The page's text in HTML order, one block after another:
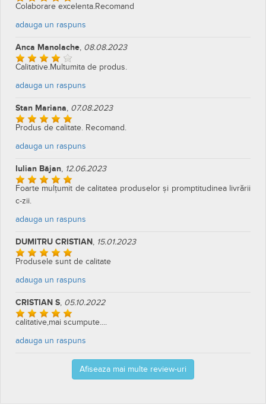
Colaborare excelenta.Recomand
adauga un raspuns
Anca Manolache, 08.08.2023
Calitative.Multumita de produs.
adauga un raspuns
Stan Mariana, 07.08.2023
Produs de calitate. Recomand.
adauga un raspuns
Iulian Băjan, 12.06.2023
Foarte mulțumit de calitatea produselor și promptitudinea livrării
c-zii.
adauga un raspuns
DUMITRU CRISTIAN, 15.01.2023
Produsele sunt de calitate
adauga un raspuns
CRISTIAN S, 05.10.2022
calitative,mai scumpute....
adauga un raspuns
Afiseaza mai multe review-uri